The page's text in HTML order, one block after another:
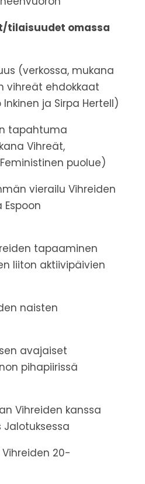
tilaisuudet omassa
(verkossa, mukana
vihreät ehdokkaat
ja Sirpa Hertell)
tapahtuma
Vihreät,
puolue)
vierailu Vihreiden
tapaaminen
liiton aktiivipäivien
naisten
avajaiset
pihapiirissä
Vihreiden kanssa
Jalotuksessa
Vihreiden 20-